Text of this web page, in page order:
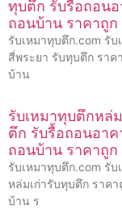
ทุบตึก รับรื้อถอนอ
ถอนบ้าน ราคาถูก
รับเหมาทุบตึก.com รับ
สี่พระยา รับทุบตึก ราค
บ้าน
รับเหมาทุบตึกหล่
ตึก รับรื้อถอนอาค
ถอนบ้าน ราคาถูก
รับเหมาทุบตึก.com รับ
หล่มเก่ารับทุบตึก ราคา
บ้าน ร